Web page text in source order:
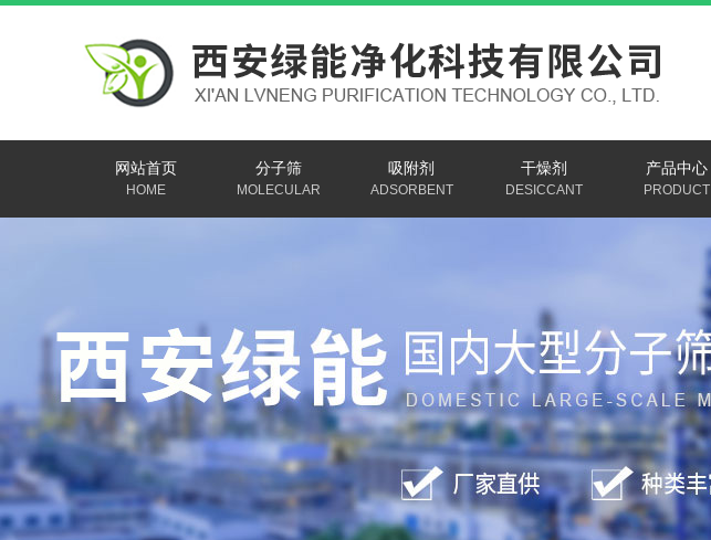
网站首页
HOME
分子筛
MOLECULAR
吸附剂
ADSORBENT
干燥剂
DESICCANT
产品中心
PRODUCT